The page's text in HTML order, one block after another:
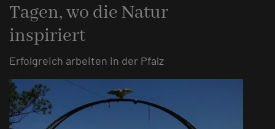
Tagen, wo die Natur
inspiriert
Erfolgreich arbeiten in der Pfalz